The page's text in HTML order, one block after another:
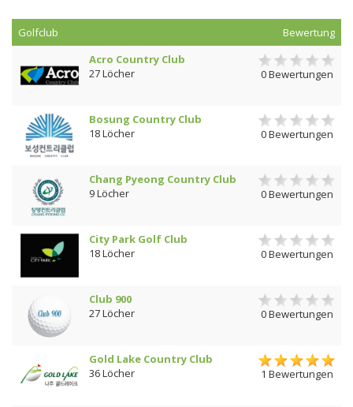
Golfclub
Bewertung
Acro Country Club
27 Löcher
0 Bewertungen
Bosung Country Club
18 Löcher
0 Bewertungen
Chang Pyeong Country Club
9 Löcher
0 Bewertungen
City Park Golf Club
18 Löcher
0 Bewertungen
Club 900
27 Löcher
0 Bewertungen
Gold Lake Country Club
36 Löcher
1 Bewertungen